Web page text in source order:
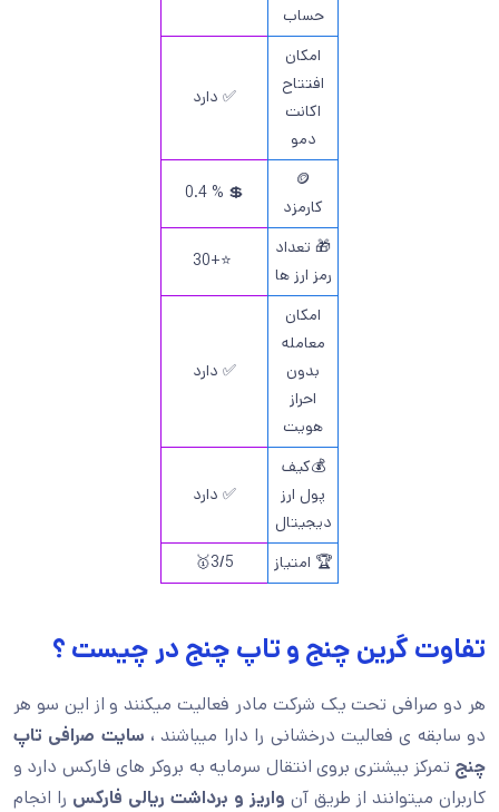
حساب
امکان
افتتاح
اکانت
دمو
✅ دارد
🪙
کارمزد
💲 % 0.4
🎁 تعداد
رمز ارز ها
⭐️+30
امکان
معامله
بدون
احراز
هویت
✅ دارد
💰کیف
پول ارز
دیجیتال
✅ دارد
🏆 امتیاز 3/5🥇
تفاوت گرین چنج و تاپ چنج در چیست ؟
هر دو صرافی تحت یک شرکت مادر فعالیت میکنند و از این سو هر
دو سابقه ی فعالیت درخشانی را دارا میباشند ، سایت صرافی تاپ
چنج تمرکز بیشتری بروی انتقال سرمایه به بروکر های فارکس دارد و
کاربران میتوانند از طریق آن واریز و برداشت ریالی فارکس را انجام